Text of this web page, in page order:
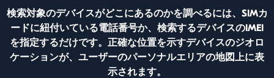
検索対象のデバイスがどこにあるのかを調べるには、SIMカ
ードに紐付いている電話番号か、検索するデバイスのIMEI
を指定するだけです。正確な位置を示すデバイスのジオロ
ケーションが、ユーザーのパーソナルエリアの地図上に表
示されます。